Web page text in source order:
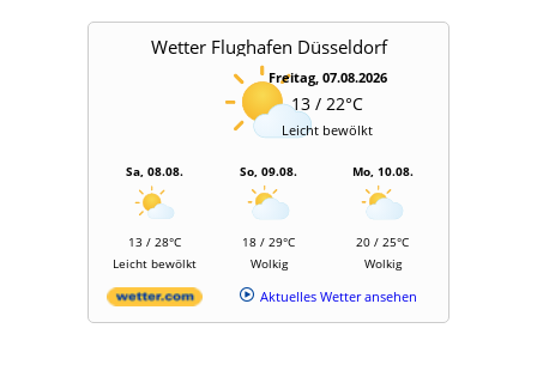
Wetter Flughafen Düsseldorf
Freitag, 07.08.2026
13 / 22°C
Leicht bewölkt
Sa, 08.08.
13 / 28°C
Leicht bewölkt
So, 09.08.
18 / 29°C
Wolkig
Mo, 10.08.
20 / 25°C
Wolkig
Aktuelles Wetter ansehen